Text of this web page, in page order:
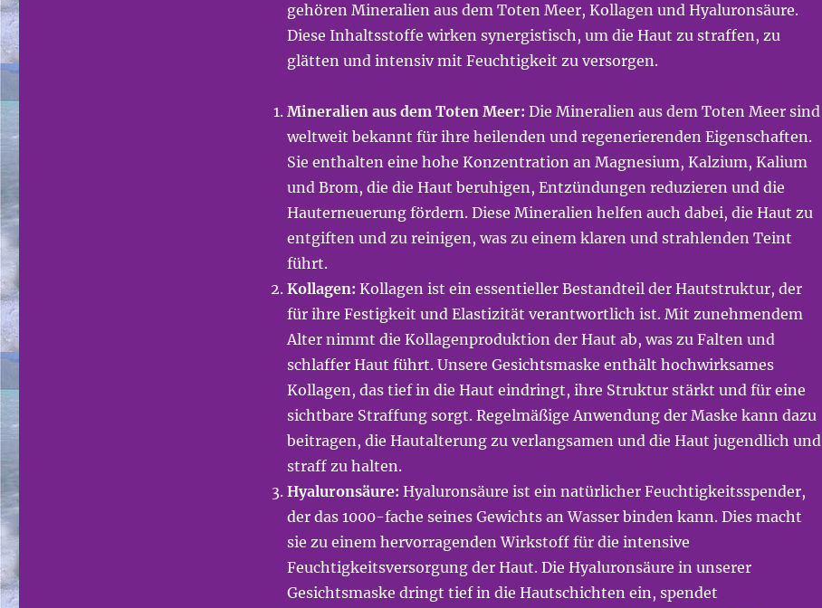
gehören Mineralien aus dem Toten Meer, Kollagen und Hyaluronsäure.
Diese Inhaltsstoffe wirken synergistisch, um die Haut zu straffen, zu
glätten und intensiv mit Feuchtigkeit zu versorgen.
Mineralien aus dem Toten Meer: Die Mineralien aus dem Toten Meer sind
weltweit bekannt für ihre heilenden und regenerierenden Eigenschaften.
Sie enthalten eine hohe Konzentration an Magnesium, Kalzium, Kalium
und Brom, die die Haut beruhigen, Entzündungen reduzieren und die
Hauterneuerung fördern. Diese Mineralien helfen auch dabei, die Haut zu
entgiften und zu reinigen, was zu einem klaren und strahlenden Teint
führt.
Kollagen: Kollagen ist ein essentieller Bestandteil der Hautstruktur, der
für ihre Festigkeit und Elastizität verantwortlich ist. Mit zunehmendem
Alter nimmt die Kollagenproduktion der Haut ab, was zu Falten und
schlaffer Haut führt. Unsere Gesichtsmaske enthält hochwirksames
Kollagen, das tief in die Haut eindringt, ihre Struktur stärkt und für eine
sichtbare Straffung sorgt. Regelmäßige Anwendung der Maske kann dazu
beitragen, die Hautalterung zu verlangsamen und die Haut jugendlich und
straff zu halten.
Hyaluronsäure: Hyaluronsäure ist ein natürlicher Feuchtigkeitsspender,
der das 1000-fache seines Gewichts an Wasser binden kann. Dies macht
sie zu einem hervorragenden Wirkstoff für die intensive
Feuchtigkeitsversorgung der Haut. Die Hyaluronsäure in unserer
Gesichtsmaske dringt tief in die Hautschichten ein, spendet